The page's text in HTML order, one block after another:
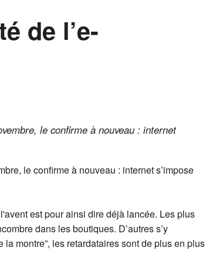
de l’e-
le confirme à nouveau : internet
le confirme à nouveau : internet s’impose
est pour ainsi dire déjà lancée. Les plus
dans les boutiques. D’autres s’y
montre”, les retardataires sont de plus en plus